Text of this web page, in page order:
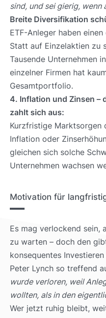
sind, und sei gierig, wenn
Breite Diversifikation
ETF-Anleger haben
Statt auf Einzelaktien zu
Tausende Unternehmen
einzelner Firmen hat
Gesamtportfolio.
4. Inflation und Zinsen –
zahlt sich aus:
Kurzfristige Marktsorgen
Inflation oder
gleichen sich solche
Unternehmen wachsen
Motivation für
Es mag verlockend sein,
zu warten – doch den
konsequentes
Peter Lynch so treffend
wurde verloren, weil
wollten, als in den
Wer jetzt ruhig bleibt,